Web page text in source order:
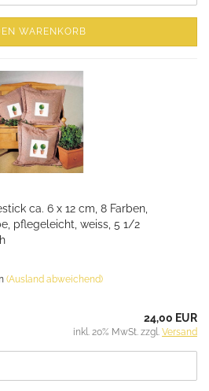
WARENKORB
ca. 6 x 12 cm, 8 Farben,
pflegeleicht, weiss, 5 1/2
(Ausland abweichend)
24,00 EUR
inkl. 20% MwSt. zzgl. Versand